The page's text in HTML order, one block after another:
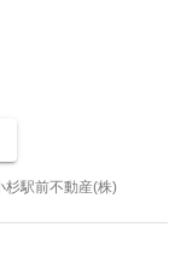
駅前不動産(株)